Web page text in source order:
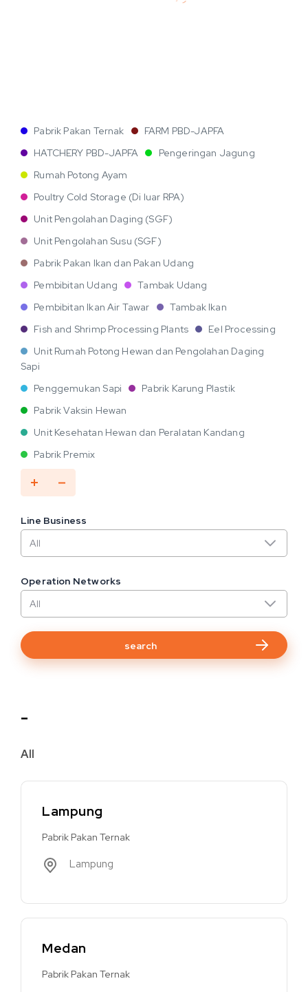
Pabrik Pakan Ternak
FARM PBD-JAPFA
HATCHERY PBD-JAPFA
Pengeringan Jagung
Rumah Potong Ayam
Poultry Cold Storage (Di luar RPA)
Unit Pengolahan Daging (SGF)
Unit Pengolahan Susu (SGF)
Pabrik Pakan Ikan dan Pakan Udang
Pembibitan Udang
Tambak Udang
Pembibitan Ikan Air Tawar
Tambak Ikan
Fish and Shrimp Processing Plants
Eel Processing
Unit Rumah Potong Hewan dan Pengolahan Daging
Sapi
Penggemukan Sapi
Pabrik Karung Plastik
Pabrik Vaksin Hewan
Unit Kesehatan Hewan dan Peralatan Kandang
Pabrik Premix
Line Business
Operation Networks
-
All
Lampung
Pabrik Pakan Ternak
Lampung
Medan
Pabrik Pakan Ternak